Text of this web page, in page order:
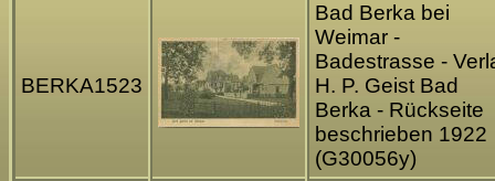
BERKA1523
Bad Berka bei
Weimar -
Badestrasse -
H. P. Geist Bad
Berka - Rückseite
beschrieben 1922
(G30056y)